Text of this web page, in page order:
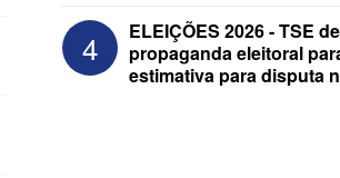
4
ELEIÇÕES 2026 - TSE
propaganda eleitoral
estimativa para disputa